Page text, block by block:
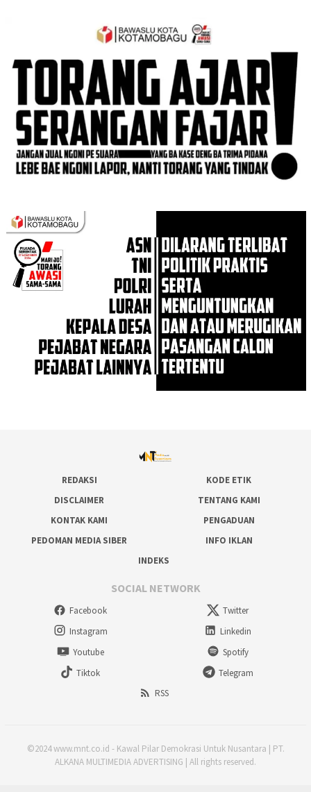
REDAKSI
KODE ETIK
DISCLAIMER
TENTANG KAMI
KONTAK KAMI
PENGADUAN
PEDOMAN MEDIA SIBER
INFO IKLAN
INDEKS
SOCIAL NETWORK
Facebook
Twitter
Instagram
Linkedin
Youtube
Spotify
Tiktok
Telegram
RSS
©2024 www.mnt.co.id - Kawal Pilar Demokrasi Untuk Nusantara | PT.
ALKANA MULTIMEDIA ADVERTISING | All rights reserved.